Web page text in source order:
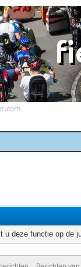
deze functie op de